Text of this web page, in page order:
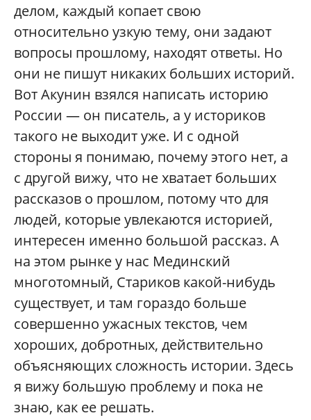
делом, каждый копает свою
относительно узкую тему, они задают
вопросы прошлому, находят ответы. Но
они не пишут никаких больших историй.
Вот Акунин взялся написать историю
России — он писатель, а у историков
такого не выходит уже. И с одной
стороны я понимаю, почему этого нет, а
с другой вижу, что не хватает больших
рассказов о прошлом, потому что для
людей, которые увлекаются историей,
интересен именно большой рассказ. А
на этом рынке у нас Мединский
многотомный, Стариков какой-нибудь
существует, и там гораздо больше
совершенно ужасных текстов, чем
хороших, добротных, действительно
объясняющих сложность истории. Здесь
я вижу большую проблему и пока не
знаю, как ее решать.